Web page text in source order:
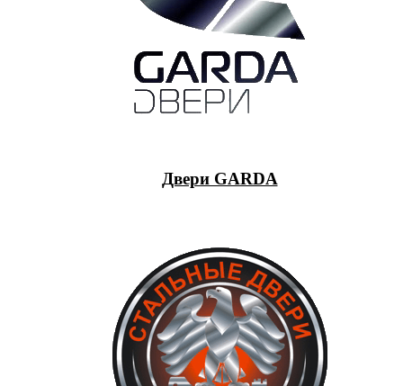
Двери GARDA